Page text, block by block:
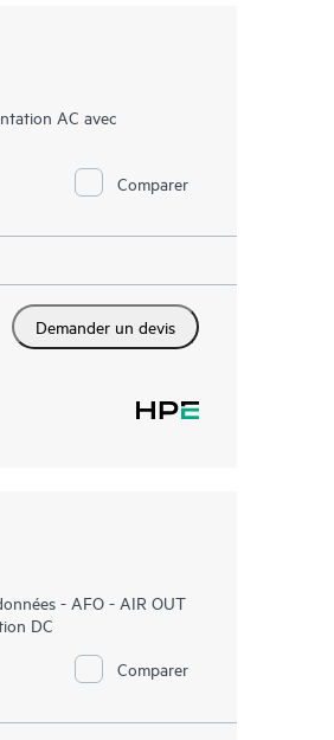
AC avec
Comparer
Demander un devis
- AFO - AIR OUT
DC
Comparer